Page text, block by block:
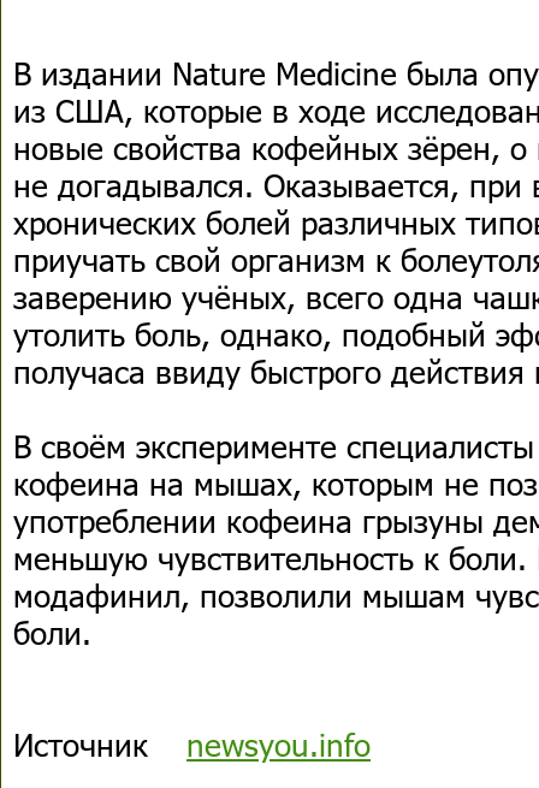
В издании Nature Medicine была
из США, которые в ходе
новые свойства кофейных зёрен,
не догадывался. Оказывается, при
хронических болей различных
приучать свой организм к
заверению учёных, всего одна
утолить боль, однако, подобный
получаса ввиду быстрого
В своём эксперименте
кофеина на мышах, которым не
употреблении кофеина грызуны
меньшую чувствительность к
модафинил, позволили мышам
боли.
Источник newsyou.info